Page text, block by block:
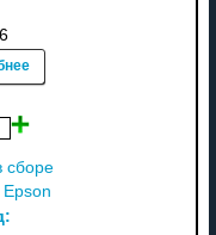
6
сборе